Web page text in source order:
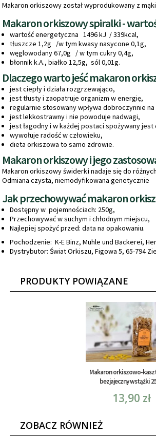
Makaron orkiszowy został wyprodukowany z
Makaron orkiszowy spiralki -
wartość energetyczna 1496 kJ / 339kcal,
tłuszcze 1,2g /w tym kwasy nasycone 0,1g,
węglowodany 67,0g / w tym cukry 0,4g,
błonnik k.A., białko 12,5g, sól 0,01g.
Dlaczego warto jeść makaron
jest ciepły i działa rozgrzewająco,
jest tłusty i zaopatruje organizm w energię,
regularnie stosowany wpływa dobroczynnie na
jest lekkostrawny i nie powoduje nadwagi,
jest łagodny i w każdej postaci spożywany
wywołuje radość w człowieku,
dieta orkiszowa to samo zdrowie.
Makaron orkiszowy i jego
Makaron orkiszowy świderkinadaje się do
Odmiana czysta, niemodyfikowana genetycznie
Jak przechowywać makaron
Dostępny w pojemnościach: 250g,
Przechowywać w suchym i chłodnym miejscu,
Najlepiej spożyć przed: data na opakowaniu.
Pochodzenie: K-E Binz, Muhle und Backerei,
Dystrybutor: Świat Orkiszu, Figowa 5, 65-794
PRODUKTY POWIĄZANE
Makaron orkiszowo-
bezjajeczny wstążki
13,90 zł
ZOBACZ RÓWNIEŻ